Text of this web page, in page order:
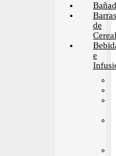
Barras
de
e